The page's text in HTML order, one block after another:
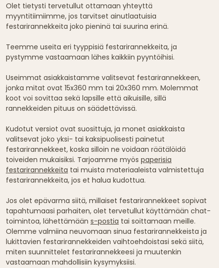
Olet tietysti tervetullut ottamaan yhteyttä
myyntitiimiimme, jos tarvitset ainutlaatuisia
festarirannekkeita joko pieninä tai suurina erinä.
Teemme useita eri tyyppisiä festarirannekkeita, ja
pystymme vastaamaan lähes kaikkiin pyyntöihisi.
Useimmat asiakkaistamme valitsevat festarirannekkeen,
jonka mitat ovat 15x360 mm tai 20x360 mm. Molemmat
koot voi sovittaa sekä lapsille että aikuisille, sillä
rannekkeiden pituus on säädettävissä.
Kudotut versiot ovat suosittuja, ja monet asiakkaista
valitsevat joko yksi- tai kaksipuolisesti painetut
festarirannekkeet, koska silloin ne voidaan räätälöidä
toiveiden mukaisiksi. Tarjoamme myös paperisia
festarirannekkeita tai muista materiaaleista valmistettuja
festarirannekkeita, jos et halua kudottua.
Jos olet epävarma siitä, millaiset festarirannekkeet sopivat
tapahtumaasi parhaiten, olet tervetullut käyttämään chat-
toimintoa, lähettämään s-postia tai soittamaan meille.
Olemme valmiina neuvomaan sinua festarirannekkeista ja
lukittavien festarirannekkeiden vaihtoehdoistasi sekä siitä,
miten suunnittelet festarirannekkeesi ja muutenkin
vastaamaan mahdollisiin kysymyksiisi.